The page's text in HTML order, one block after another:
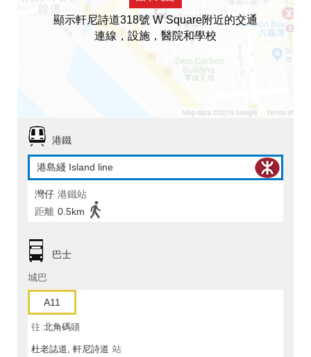
顯示軒尼詩道318號 W Square附近的交通
連線，設施，醫院和學校
港鐵
港島綫 Island line
灣仔 港鐵站
距離 0.5km
巴士
城巴
A11
往 北角碼頭
杜老誌道, 軒尼詩道 站